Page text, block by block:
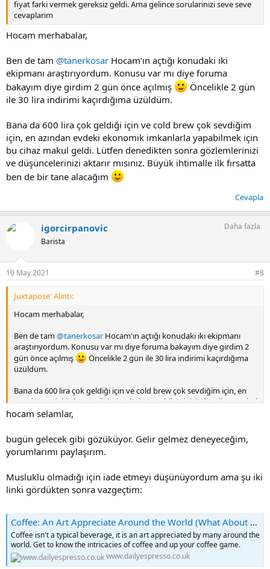
fiyat farki vermek gereksiz geldi. Ama gelince sorularinizi seve seve
cevaplarim
Hocam merhabalar,
Ben de tam @tanerkosar Hocam'ın açtığı konudaki iki
ekipmanı araştırıyordum. Konusu var mı diye foruma
bakayım diye girdim 2 gün önce açılmış
Öncelikle 2 gün
ile 30 lira indirimi kaçırdığıma üzüldüm.
Bana da 600 lira çok geldiği için ve cold brew çok sevdiğim
için, en azından evdeki ekonomik imkanlarla yapabilmek için
bu cihaz makul geldi. Lütfen denedikten sonra gözlemlerinizi
ve düşüncelerinizi aktarır mısınız. Büyük ihtimalle ilk fırsatta
ben de bir tane alacağım
Cevapla
igorcirpanovic
Barista
Daha fazla
10 May 2021 #8
Juxtapose' Alıntı:
Hocam merhabalar,
Ben de tam@tanerkosar Hocam'ın açtığı konudaki iki ekipmanı
araştırıyordum. Konusu var mı diye foruma bakayım diye girdim 2
gün önce açılmış
Öncelikle 2 gün ile 30 lira indirimi kaçırdığıma
üzüldüm.
Bana da 600 lira çok geldiği için ve cold brew çok sevdiğim için, en
azından evdeki ekonomik imkanlarla yapabilmek için bu cihaz makul
geldi. Lütfen denedikten sonra gözlemlerinizi ve düşüncelerinizi
hocam selamlar,
bugün gelecek gibi gözüküyor. Gelir gelmez deneyeceğim,
yorumlarımı paylaşırım.
Musluklu olmadığı için iade etmeyi düşünüyordum ama şu iki
linki gördükten sonra vazgeçtim:
Coffee: An Art Appreciate Around the World (What About You?)
Coffee isn't a typical beverage, it is an art appreciated by many around the
world. Get to know the intricacies of coffee and up your coffee game.
www.dailyespresso.co.uk